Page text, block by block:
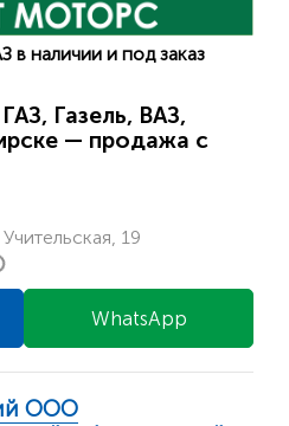
в наличии и под заказ
Газель, ВАЗ,
— продажа с
19
WhatsApp
ООО